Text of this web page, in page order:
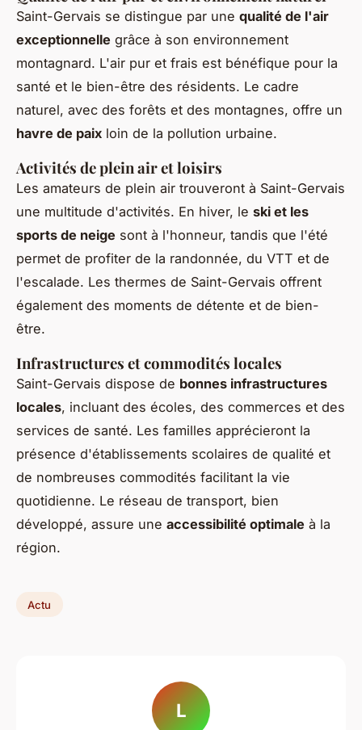
Saint-Gervais se distingue par une qualité de l'air
exceptionnelle grâce à son environnement
montagnard. L'air pur et frais est bénéfique pour la
santé et le bien-être des résidents. Le cadre
naturel, avec des forêts et des montagnes, offre un
havre de paix loin de la pollution urbaine.
Activités de plein air et loisirs
Les amateurs de plein air trouveront à Saint-Gervais
une multitude d'activités. En hiver, le ski et les
sports de neige sont à l'honneur, tandis que l'été
permet de profiter de la randonnée, du VTT et de
l'escalade. Les thermes de Saint-Gervais offrent
également des moments de détente et de bien-
être.
Infrastructures et commodités locales
Saint-Gervais dispose de bonnes infrastructures
locales, incluant des écoles, des commerces et des
services de santé. Les familles apprécieront la
présence d'établissements scolaires de qualité et
de nombreuses commodités facilitant la vie
quotidienne. Le réseau de transport, bien
développé, assure une accessibilité optimale à la
région.
Actu
L